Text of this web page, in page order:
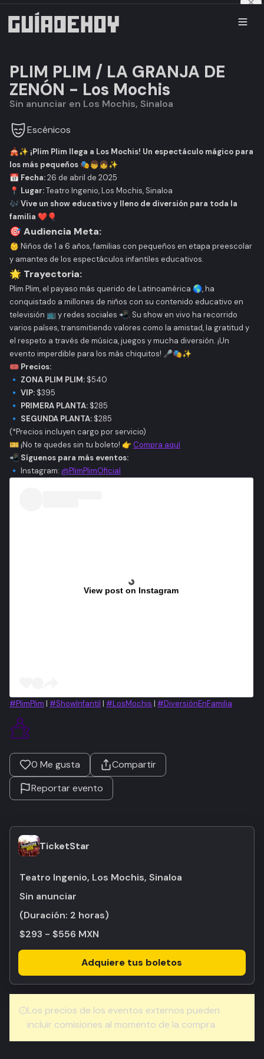
PLIM PLIM / LA GRANJA DE
ZENÓN - Los Mochis
Sin anunciar en Los Mochis, Sinaloa
Escénicos
🎪✨ ¡Plim Plim llega a Los Mochis! Un espectáculo mágico para
los más pequeños 🎭👦👧✨
📅 Fecha:26 de abril de 2025
📍 Lugar:Teatro Ingenio, Los Mochis, Sinaloa
🎶 Vive un show educativo y lleno de diversión para toda la
familia ❤️🎈
🎯 Audiencia Meta:
👶 Niños de 1 a 6 años, familias con pequeños en etapa preescolar
y amantes de los espectáculos infantiles educativos.
🌟 Trayectoria:
Plim Plim, el payaso más querido de Latinoamérica 🌎, ha
conquistado a millones de niños con su contenido educativo en
televisión 📺 y redes sociales 📲. Su show en vivo ha recorrido
varios países, transmitiendo valores como la amistad, la gratitud y
el respeto a través de música, juegos y mucha diversión. ¡Un
evento imperdible para los más chiquitos! 🎤🎭✨
🎟️ Precios:
🔹 ZONA PLIM PLIM: $540
🔹 VIP: $395
🔹 PRIMERA PLANTA: $285
🔹 SEGUNDA PLANTA: $285
(*Precios incluyen cargo por servicio)
🎫 ¡No te quedes sin tu boleto! 👉 Compra aquí
📲 Síguenos para más eventos:
🔹 Instagram: @PlimPlimOficial
View post on Instagram
#PlimPlim | #ShowInfantil | #LosMochis | #DiversiónEnFamilia
0 Me gusta
Compartir
Reportar evento
TicketStar
Teatro Ingenio, Los Mochis, Sinaloa
Sin anunciar
(Duración: 2 horas)
$293 - $556 MXN
Adquiere tus boletos
Los precios de los eventos externos pueden
incluir comisiones al momento de la compra.